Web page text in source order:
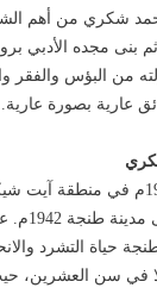
شكري من أهم
ثم بنى مجده الأدبي
من البؤس والفقر
عارية بصورة عارية.
ولد محمد شكري عام
نزح
حياة التشرد